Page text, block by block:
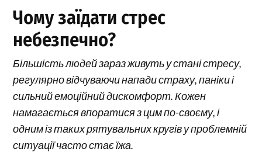
Чому заїдати стрес
небезпечно?
Більшість людей зараз живуть у стані стресу,
регулярно відчуваючи напади страху, паніки і
сильний емоційний дискомфорт. Кожен
намагається впоратися з цим по-своєму, і
одним із таких рятувальних кругів у проблемній
ситуації часто стає їжа.